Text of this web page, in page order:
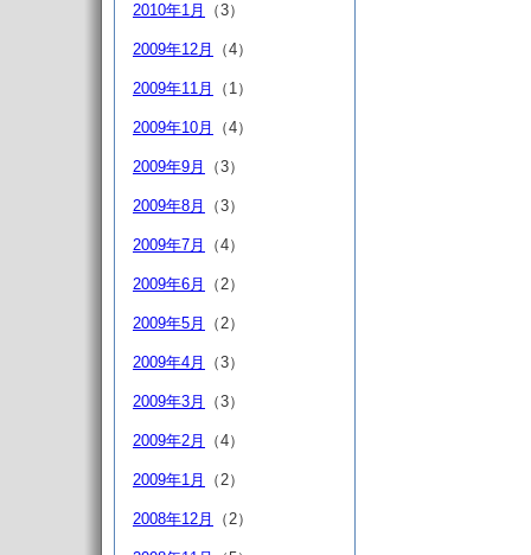
2010年1月 （3）
2009年12月 （4）
2009年11月 （1）
2009年10月 （4）
2009年9月 （3）
2009年8月 （3）
2009年7月 （4）
2009年6月 （2）
2009年5月 （2）
2009年4月 （3）
2009年3月 （3）
2009年2月 （4）
2009年1月 （2）
2008年12月 （2）